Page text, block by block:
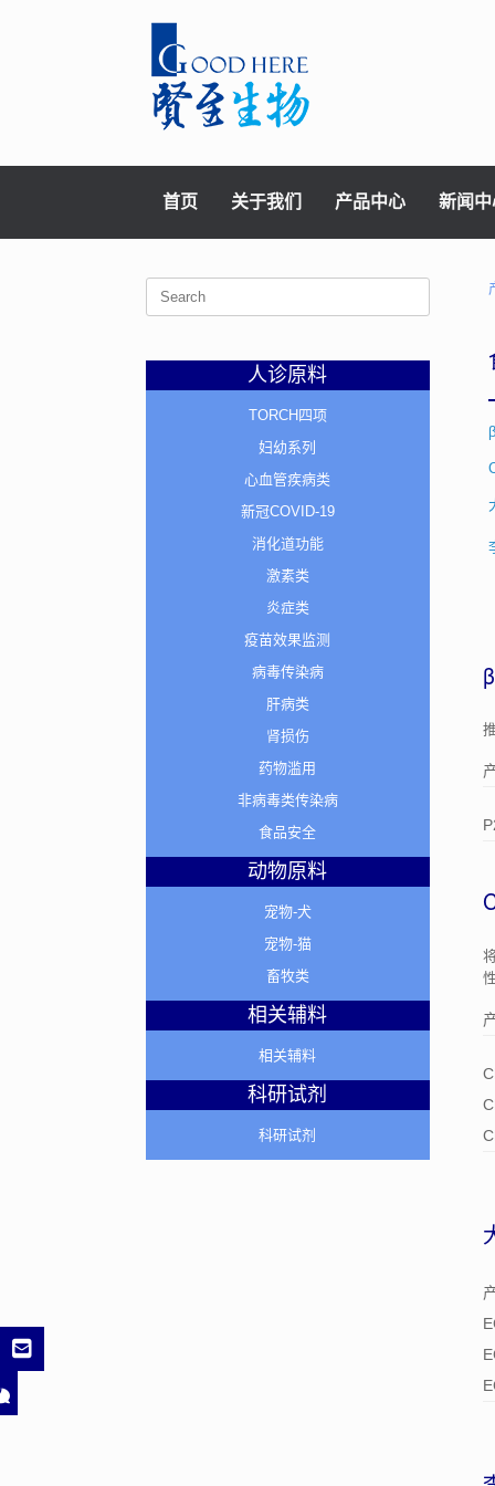
首页 关于我们 产品中心 新闻
Search
人诊原料
TORCH四项
妇幼系列
心血管疾病类
新冠COVID-19
消化道功能
激素类
炎症类
疫苗效果监测
病毒传染病
肝病类
肾损伤
药物滥用
非病毒类传染病
食品安全
动物原料
宠物-犬
宠物-猫
畜牧类
相关辅料
相关辅料
科研试剂
科研试剂